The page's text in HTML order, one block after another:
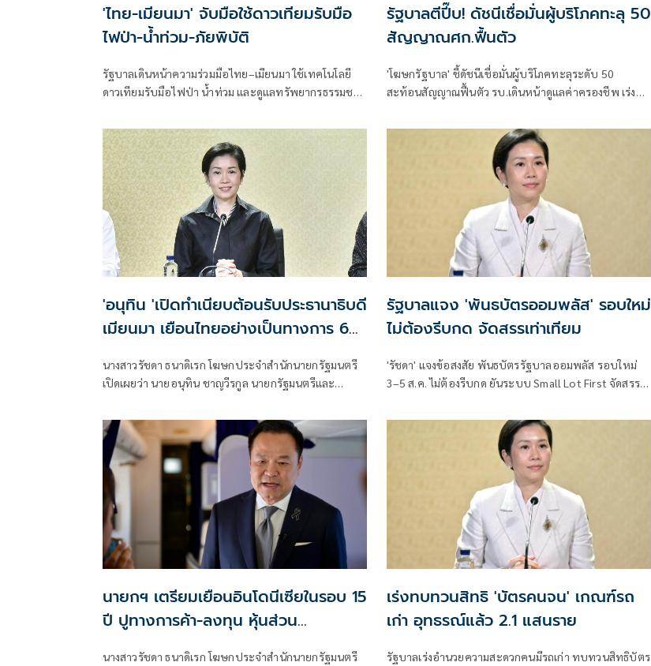
'ไทย-เมียนมา' จับมือใช้ดาวเทียมรับมือ
ไฟป่า-น้ำท่วม-ภัยพิบัติ
รัฐบาลเดินหน้าความร่วมมือไทย–เมียนมา ใช้เทคโนโลยี
ดาวเทียมรับมือไฟป่า น้ำท่วม และดูแลทรัพยากรธรรมชาติ
กัน
รัฐบาลตีปี๊บ! ดัชนีเชื่อมั่นผู้บริโภคทะลุ 50
สัญญาณศก.ฟื้นตัว
'โฆษกรัฐบาล' ชี้ดัชนีเชื่อมั่นผู้บริโภคทะลุระดับ 50
สะท้อนสัญญาณฟื้นตัว รบ.เดินหน้าดูแลค่าครองชีพ เร่งส่ง
'อนุทิน 'เปิดทำเนียบต้อนรับประธานาธิบดี
เมียนมา เยือนไทยอย่างเป็นทางการ 6–
นางสาวรัชดา ธนาดิเรก โฆษกประจำสำนักนายกรัฐมนตรี
เปิดเผยว่า นายอนุทิน ชาญวีรกูล นายกรัฐมนตรีและ
รัฐบาลแจง 'พันธบัตรออมพลัส' รอบใหม่
ไม่ต้องรีบกด จัดสรรเท่าเทียม
'รัชดา' แจงข้อสงสัย พันธบัตรรัฐบาลออมพลัส รอบใหม่
3–5 ส.ค. ไม่ต้องรีบกด ยันระบบ Small Lot First จัดสรร
นายกฯ เตรียมเยือนอินโดนีเซียในรอบ 15
ปี ปูทางการค้า-ลงทุน หุ้นส่วน
นางสาวรัชดา ธนาดิเรก โฆษกประจำสำนักนายกรัฐมนตรี
เร่งทบทวนสิทธิ 'บัตรคนจน' เกณฑ์รถ
เก่า อุทธรณ์แล้ว 2.1 แสนราย
รัฐบาลเร่งอำนวยความสะดวกคนมีรถเก่า ทบทวนสิทธิบัตร